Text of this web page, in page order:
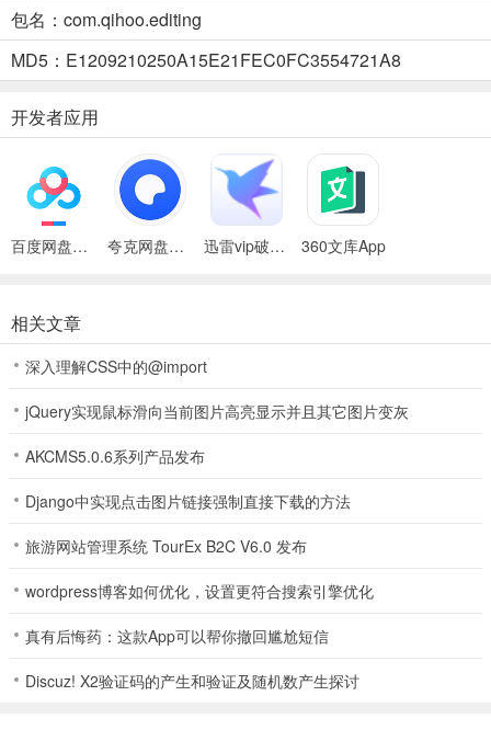
2、非会员有三次免费体验的机会，点击【选择照片】。
3、导入图片后软件会自动识主体并开始抠图。
包名：com.qihoo.editing
MD5：E1209210250A15E21FEC0FC3554721A8
开发者应用
百度网盘绿色免安装Pc电脑版 夸克网盘官方正式版 迅雷vip破解版永久会员2024版 360文库App
相关文章
深入理解CSS中的@import
jQuery实现鼠标滑向当前图片高亮显示并且其它图片变灰
AKCMS5.0.6系列产品发布
Django中实现点击图片链接强制直接下载的方法
旅游网站管理系统 TourEx B2C V6.0 发布
wordpress博客如何优化，设置更符合搜索引擎优化
真有后悔药：这款App可以帮你撤回尴尬短信
Discuz! X2验证码的产生和验证及随机数产生探讨